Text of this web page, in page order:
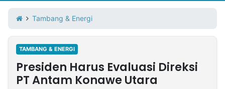
Iklan
Berita
Kami
Nasional
International
Olahraga
Entertainment
Daerah
Pariwisata
Kuliner
Kolom
Tambang & Energi
TAMBANG & ENERGI
Presiden Harus Evaluasi Direksi
PT Antam Konawe Utara